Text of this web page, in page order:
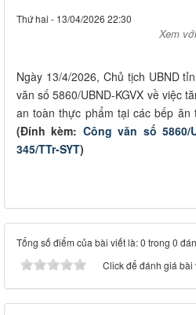
Thứ hai - 13/04/2026 22:30
Xem
Ngày 13/4/2026, Chủ tịch UBND
văn số 5860/UBND-KGVX về việc
an toàn thực phẩm tại các bếp
(Đính kèm: Công văn số 5860/
345/TTr-SYT)
Tổng số điểm của bài viết là: 0 trong 0
Click để đánh giá bài